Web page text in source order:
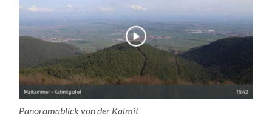
Panoramablick von der Kalmit